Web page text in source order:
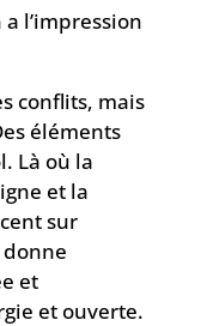
l’impression
conflits, mais
éléments
Là où la
et la
sur
donne
et
et ouverte.